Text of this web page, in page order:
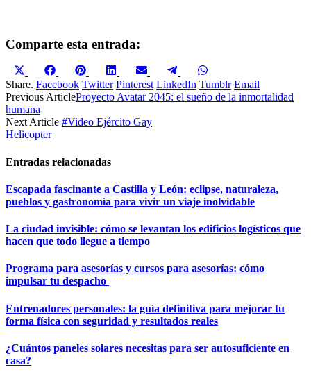
Comparte esta entrada:
Compartir
en
X
(Twitter)
Compartir
en
Facebook
Compartir
en
Pinterest
Compartir
en
LinkedIn
Compartir
en
Email
Compartir
en
Telegram
en
WhatsApp
Share. Facebook Twitter Pinterest LinkedIn Tumblr Email
Previous ArticleProyecto Avatar 2045: el sueño de la inmortalidad
humana
Next Article #Video Ejército Gay
Helicopter
Entradas relacionadas
Escapada fascinante a Castilla y León: eclipse, naturaleza,
pueblos y gastronomía para vivir un viaje inolvidable
La ciudad invisible: cómo se levantan los edificios logísticos que
hacen que todo llegue a tiempo
Programa para asesorías y cursos para asesorías: cómo
impulsar tu despacho
Entrenadores personales: la guía definitiva para mejorar tu
forma física con seguridad y resultados reales
¿Cuántos paneles solares necesitas para ser autosuficiente en
casa?